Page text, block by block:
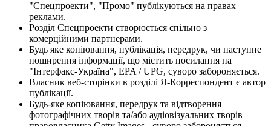
"Спецпроекти", "Промо" публікуються на правах
реклами.
Розділ Спецпроекти створюється спільно з
комерційними партнерами.
Будь яке копіювання, публікація, передрук, чи наступне
поширення інформації, що містить посилання на
"Інтерфакс-Україна", EPA / UPG, суворо забороняється.
Власник веб-сторінки в розділі Я-Корреспондент є автор
публікації.
Будь-яке копіювання, передрук та відтворення
фотографічних творів та/або аудіовізуальних творів